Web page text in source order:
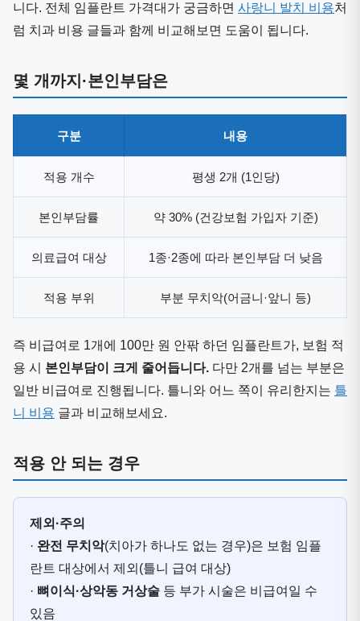
니다. 전체 임플란트 가격대가 궁금하면 사랑니 발치 비용처
럼 치과 비용 글들과 함께 비교해보면 도움이 됩니다.
몇 개까지·본인부담은
구분 내용
적용 개수 평생 2개 (1인당)
본인부담률 약 30% (건강보험 가입자 기준)
의료급여 대상 1종·2종에 따라 본인부담 더 낮음
적용 부위 부분 무치악(어금니·앞니 등)
즉 비급여로 1개에 100만 원 안팎 하던 임플란트가, 보험 적
용 시 본인부담이 크게 줄어듭니다. 다만 2개를 넘는 부분은
일반 비급여로 진행됩니다. 틀니와 어느 쪽이 유리한지는 틀
니 비용 글과 비교해보세요.
적용 안 되는 경우
제외·주의
· 완전 무치악(치아가 하나도 없는 경우)은 보험 임플
란트 대상에서 제외(틀니 급여 대상)
· 뼈이식·상악동 거상술 등 부가 시술은 비급여일 수
있음